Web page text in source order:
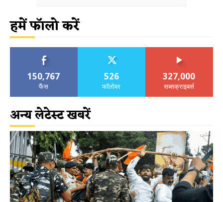
हमें फॉलो करें
150,767
फैंस
526
फॉलोवर
327,000
सब्सक्राइबर्स
अन्य लेटेस्ट खबरें